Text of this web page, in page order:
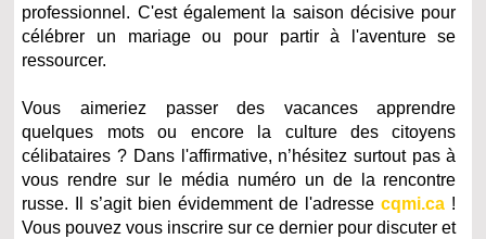
professionnel. C'est également la saison décisive pour
célébrer un mariage ou pour partir à l'aventure se
ressourcer.
Vous aimeriez passer des vacances apprendre
quelques mots ou encore la culture des citoyens
célibataires ? Dans l'affirmative, n’hésitez surtout pas à
vous rendre sur le média numéro un de la rencontre
russe. Il s’agit bien évidemment de l'adressecqmi.ca !
Vous pouvez vous inscrire sur ce dernier pour discuter et